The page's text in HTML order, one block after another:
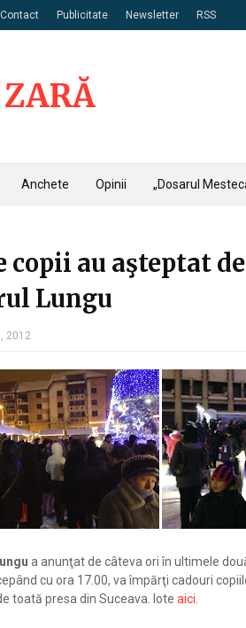
Contact Publicitate Newsletter RSS
Anchete Opinii „Dosarul
copii au aşteptat
Lungu
2012
a anunţat de câteva ori în ultimele
cu ora 17.00, va împărţi cadouri
toată presa din Suceava. Iote aici